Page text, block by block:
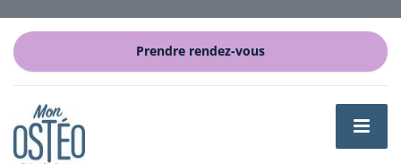
Prendre rendez-vous